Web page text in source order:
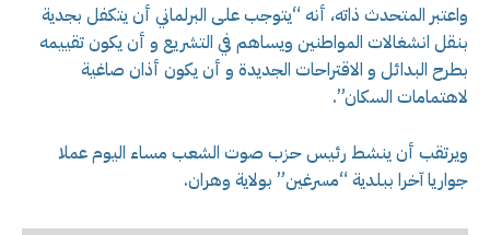
واعتبر المتحدث ذاته، أنه “يتوجب على البرلماني أن يتكفل بجدية
بنقل انشغالات المواطنين ويساهم في التشريع و أن يكون تقييمه
بطرح البدائل و الاقتراحات الجديدة و أن يكون أذان صاغية
لاهتمامات السكان”.
ويرتقب أن ينشط رئيس حزب صوت الشعب مساء اليوم عملا
جواريا آخرا ببلدية “مسرغين” بولاية وهران.